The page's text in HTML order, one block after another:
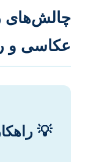
چالش‌های
عکاسی و
💡